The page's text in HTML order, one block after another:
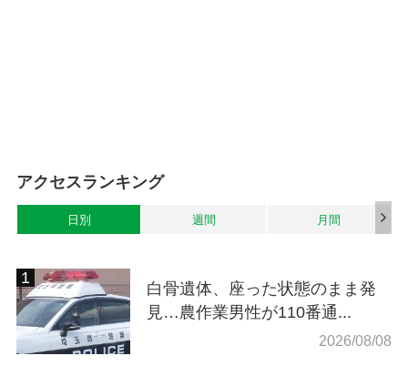
アクセスランキング
日別 週間 月間
白骨遺体、座った状態のまま発
見…農作業男性が110番通...
2026/08/08